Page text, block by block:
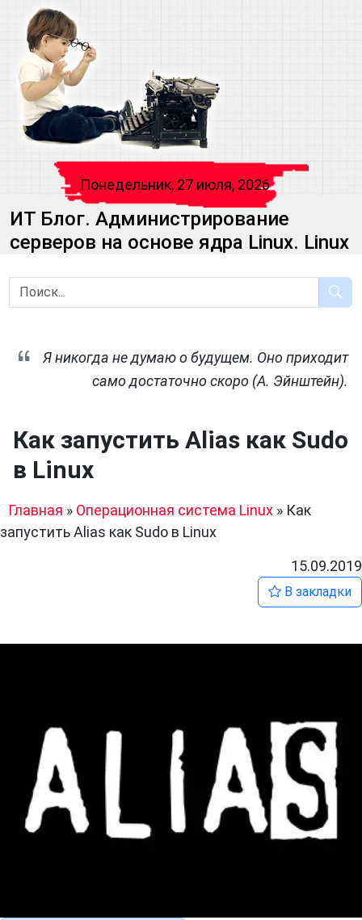
Понедельник, 27 июля, 2026
ИТ Блог. Администрирование
серверов на основе ядра Linux. Linux
Я никогда не думаю о будущем. Оно приходит
само достаточно скоро (А. Эйнштейн).
Как запустить Alias ​​как Sudo
в Linux
Главная » Операционная система Linux » Как
запустить Alias ​​как Sudo в Linux
15.09.2019
В закладки